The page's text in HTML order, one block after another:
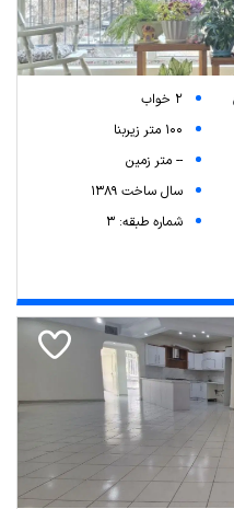
2 خواب
100 متر زیربنا
-- متر زمین
سال ساخت 1389
شماره طبقه: 3